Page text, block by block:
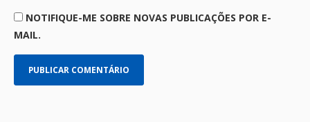
NOTIFIQUE-ME SOBRE NOVAS PUBLICAÇÕES POR E-
MAIL.